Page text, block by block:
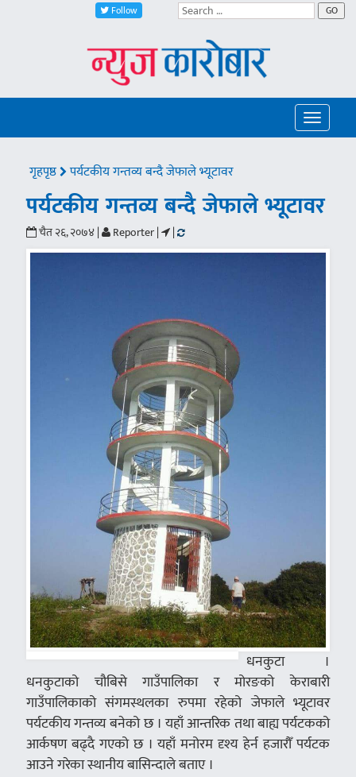
Follow GO
Toggle
गृहपृष्ठ पर्यटकीय गन्तव्य बन्दै जेफाले भ्यूटावर
पर्यटकीय गन्तव्य बन्दै जेफाले भ्यूटावर
चैत २६, २०७४ | Reporter | |
धनकुटा ।
धनकुटाको चौबिसे गाउँपालिका र मोरङको केराबारी
गाउँपालिकाको संगमस्थलका रुपमा रहेको जेफाले भ्यूटावर
पर्यटकीय गन्तव्य बनेको छ । यहाँ आन्तरिक तथा बाह्य पर्यटकको
आर्कषण बढ्दै गएको छ । यहाँ मनोरम दृश्य हेर्न हजारौँ पर्यटक
आउने गरेका स्थानीय बासिन्दाले बताए ।